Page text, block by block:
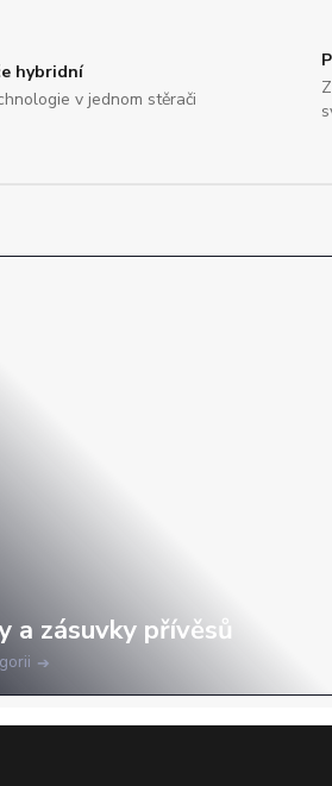
hybridní
v jednom stěrači